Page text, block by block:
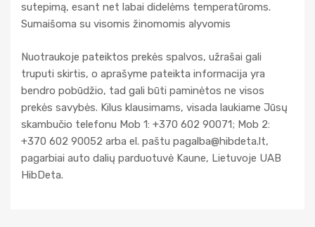
sutepimą, esant net labai didelėms temperatūroms.
Sumaišoma su visomis žinomomis alyvomis
Nuotraukoje pateiktos prekės spalvos, užrašai gali
truputi skirtis, o aprašyme pateikta informacija yra
bendro pobūdžio, tad gali būti paminėtos ne visos
prekės savybės. Kilus klausimams, visada laukiame Jūsų
skambučio telefonu Mob 1: +370 602 90071; Mob 2:
+370 602 90052 arba el. paštu pagalba@hibdeta.lt,
pagarbiai auto dalių parduotuvė Kaune, Lietuvoje UAB
HibDeta.